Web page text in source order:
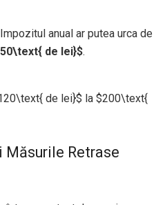
Impozitul anual ar putea urca de
de lei}$.
de lei}$ la $200\text{
Măsurile Retrase